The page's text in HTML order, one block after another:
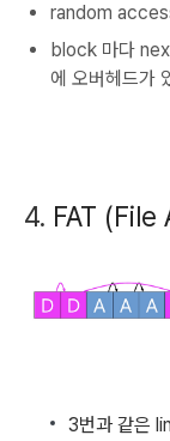
random
block 마다
에 오버헤드가
4. FAT
3번과 같은